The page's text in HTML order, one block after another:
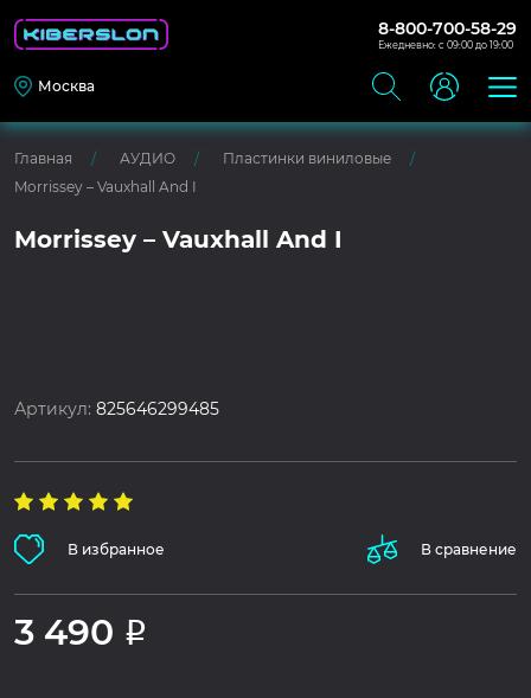
8-800-700-58-29
Ежедневно: с 09:00 до 19:00
Москва
Главная АУДИО
Пластинки виниловые
Morrissey – Vauxhall And I
Morrissey – Vauxhall And I
Артикул:825646299485
В избранное В сравнение
3 490 Р